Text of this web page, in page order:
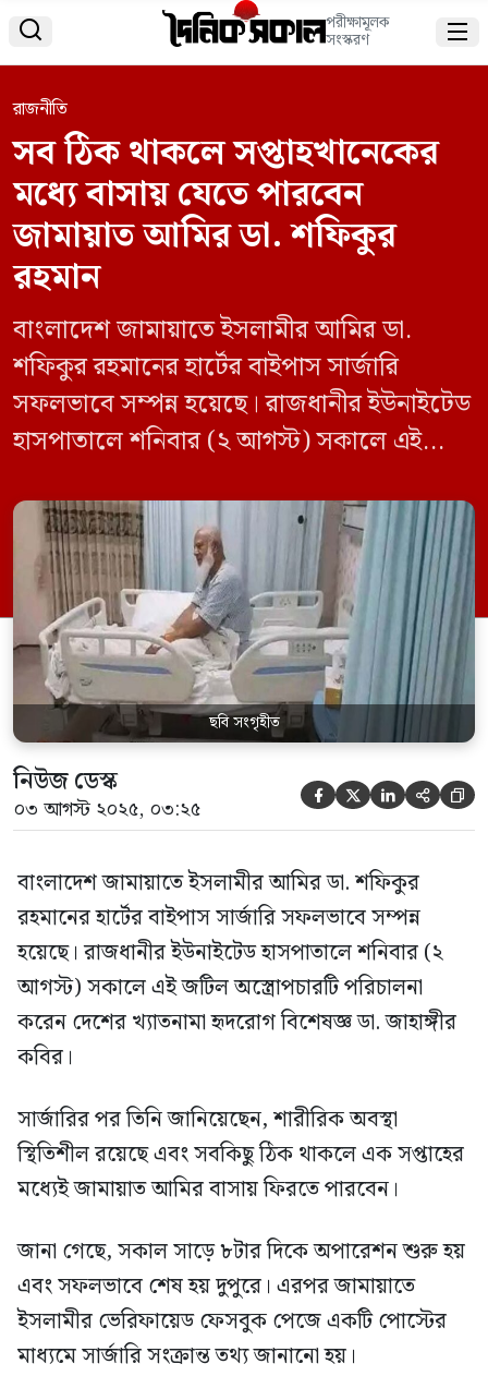
 পরীক্ষামূলক
সংস্করণ 
রাজনীতি
সব ঠিক থাকলে সপ্তাহখানেকের
মধ্যে বাসায় যেতে পারবেন
জামায়াত আমির ডা. শফিকুর
রহমান
বাংলাদেশ জামায়াতে ইসলামীর আমির ডা.
শফিকুর রহমানের হার্টের বাইপাস সার্জারি
সফলভাবে সম্পন্ন হয়েছে। রাজধানীর ইউনাইটেড
হাসপাতালে শনিবার (২ আগস্ট) সকালে এই
খ্যাতনামা হৃদরোগ বিশেষজ্ঞ ডা. জাহাঙ্গীর কবির।
সার্জারির পর তিনি জানিয়েছেন, শারীরিক অবস্থা
স্থিতিশীল রয়েছে এবং সবকিছু ঠিক থাকলে এক
সপ্তাহের মধ্যেই জামায়াত আমির বাসায় ফিরতে
পারবেন। জানা গেছে, সকাল […]
ছবি সংগৃহীত
নিউজ ডেস্ক
০৩ আগস্ট ২০২৫, ০৩:২৫     
বাংলাদেশ জামায়াতে ইসলামীর আমির ডা. শফিকুর
রহমানের হার্টের বাইপাস সার্জারি সফলভাবে সম্পন্ন
হয়েছে। রাজধানীর ইউনাইটেড হাসপাতালে শনিবার (২
আগস্ট) সকালে এই জটিল অস্ত্রোপচারটি পরিচালনা
করেন দেশের খ্যাতনামা হৃদরোগ বিশেষজ্ঞ ডা. জাহাঙ্গীর
কবির।
সার্জারির পর তিনি জানিয়েছেন, শারীরিক অবস্থা
স্থিতিশীল রয়েছে এবং সবকিছু ঠিক থাকলে এক সপ্তাহের
মধ্যেই জামায়াত আমির বাসায় ফিরতে পারবেন।
জানা গেছে, সকাল সাড়ে ৮টার দিকে অপারেশন শুরু হয়
এবং সফলভাবে শেষ হয় দুপুরে। এরপর জামায়াতে
ইসলামীর ভেরিফায়েড ফেসবুক পেজে একটি পোস্টের
মাধ্যমে সার্জারি সংক্রান্ত তথ্য জানানো হয়।